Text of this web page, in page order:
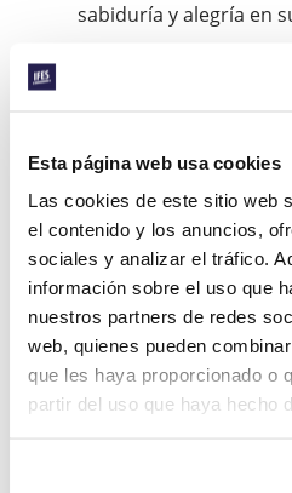
Esta página web usa cookies
Las cookies de este sitio web
el contenido y los anuncios,
sociales y analizar el tráfico.
información sobre el uso que
nuestros partners de redes
web, quienes pueden
que les haya proporcionado o
partir del uso que haya hecho
sabiduría y alegría en
Ora por el
un grupo de
impacto estratégico y
reino.
Ora para que OSCER
impacto en la vida de
Rumanía.
Compartir:
« Historia